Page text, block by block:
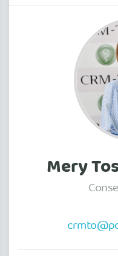
Mery